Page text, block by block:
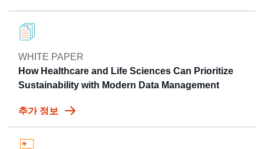
WHITE PAPER
How Healthcare and Life Sciences Can Prioritize
Sustainability with Modern Data Management
추가 정보